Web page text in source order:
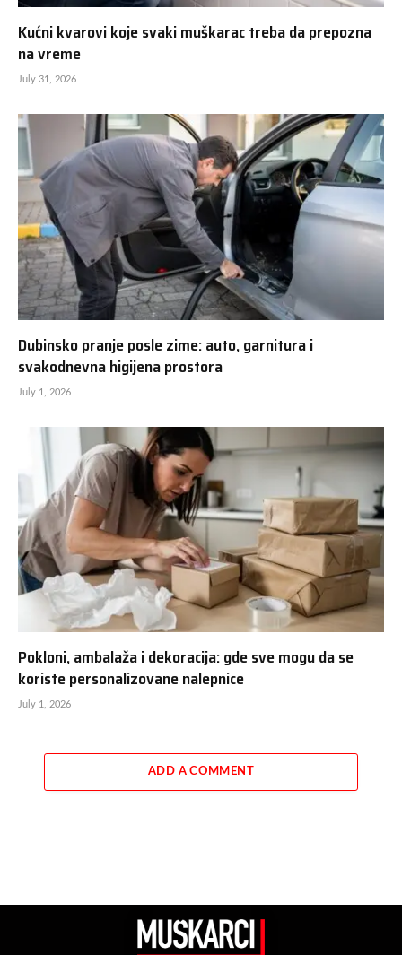
Kućni kvarovi koje svaki muškarac treba da prepozna
na vreme
July 31, 2026
Dubinsko pranje posle zime: auto, garnitura i
svakodnevna higijena prostora
July 1, 2026
Pokloni, ambalaža i dekoracija: gde sve mogu da se
koriste personalizovane nalepnice
July 1, 2026
ADD A COMMENT